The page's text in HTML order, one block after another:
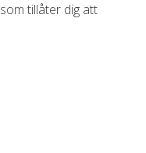
som tillåter dig att